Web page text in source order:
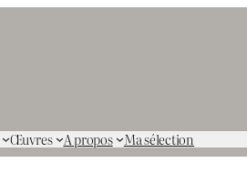
Œuvres A propos Ma sélection